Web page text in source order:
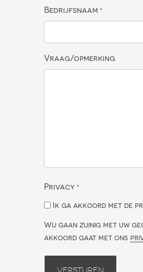
Bedrijfsnaam *
Vraag/opmerking
Privacy *
Ik ga akkoord met de
Wij gaan zuinig met uw
akkoord gaat met ons